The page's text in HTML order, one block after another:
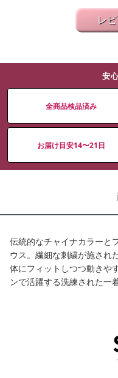
レ
安
全商品検品済み
お届け目安14〜21日
伝統的なチャイナカラーと
ウス。繊細な刺繍が施され
体にフィットしつつ動きや
ンで活躍する洗練された一